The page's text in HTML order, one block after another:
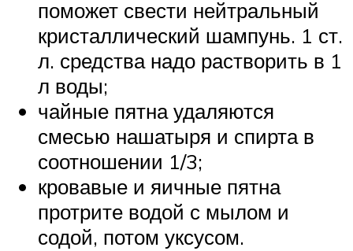
поможет свести нейтральный
кристаллический шампунь. 1 ст.
л. средства надо растворить в 1
л воды;
чайные пятна удаляются
смесью нашатыря и спирта в
соотношении 1/3;
кровавые и яичные пятна
протрите водой с мылом и
содой, потом уксусом.